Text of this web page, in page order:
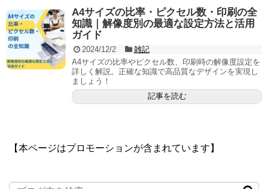
A4サイズの比率・ピクセル数・印刷の全
知識｜解像度別の最適な設定方法と活用
ガイド
2024/12/2
雑記
A4サイズの比率やピクセル数、印刷時の解像度設定を
詳しく解説。正確な知識で高品質なデザインを実現し
ましょう！
記事を読む
【本ページはプロモーションが含まれています】